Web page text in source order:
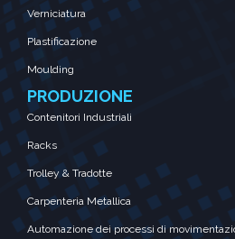
Verniciatura
Plastificazione
Moulding
PRODUZIONE
Contenitori Industriali
Racks
Trolley & Tradotte
Carpenteria Metallica
Automazione dei processi di